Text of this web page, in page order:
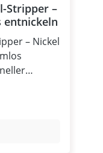
Stripper –
entnickeln
– Nickel
Schmuck,